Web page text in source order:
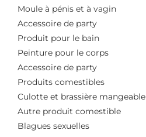
Moule à pénis et à vagin
Accessoire de party
Produit pour le bain
Peinture pour le corps
Accessoire de party
Produits comestibles
Culotte et brassière mangeable
Autre produit comestible
Blagues sexuelles